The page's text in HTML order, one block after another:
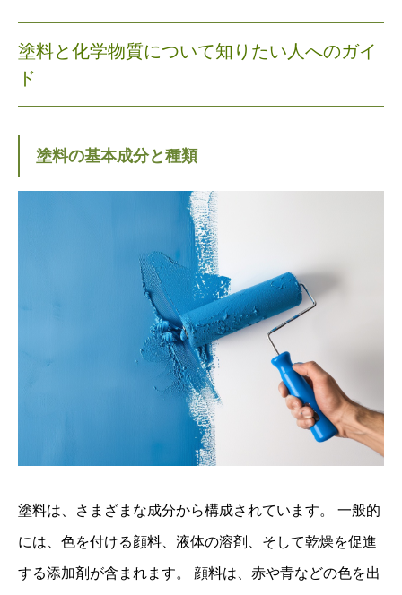
塗料と化学物質について知りたい人へのガイ
ド
塗料の基本成分と種類
塗料は、さまざまな成分から構成されています。 一般的
には、色を付ける顔料、液体の溶剤、そして乾燥を促進
する添加剤が含まれます。 顔料は、赤や青などの色を出